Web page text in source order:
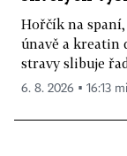
Hořčík na
únavě a kreatin
stravy slibuje
6. 8. 2026 ▪ 16:13